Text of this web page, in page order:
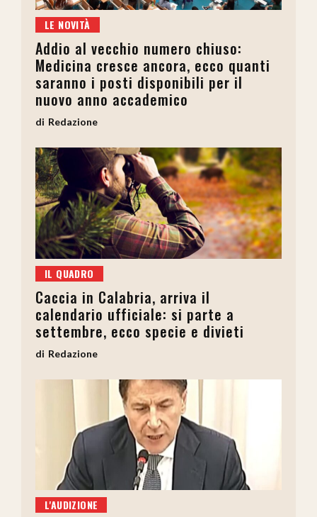
LE NOVITÀ
Addio al vecchio numero chiuso:
Medicina cresce ancora, ecco quanti
saranno i posti disponibili per il
nuovo anno accademico
Redazione
IL QUADRO
Caccia in Calabria, arriva il
calendario ufficiale: si parte a
settembre, ecco specie e divieti
Redazione
L'AUDIZIONE